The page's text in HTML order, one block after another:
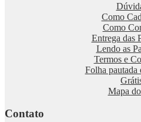
Como
Como
Entrega das
Lendo as
Termos e
Folha pautada
Mapa
Contato